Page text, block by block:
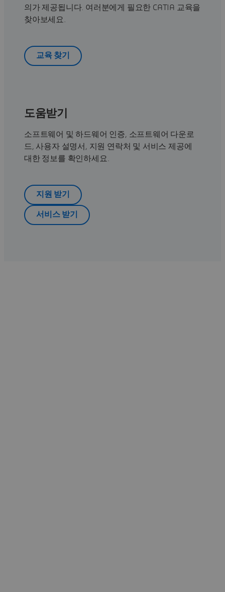
의가 제공됩니다. 여러분에게 필요한 CATIA 교육을
찾아보세요.
교육 찾기
도움받기
소프트웨어 및 하드웨어 인증, 소프트웨어 다운로
드, 사용자 설명서, 지원 연락처 및 서비스 제공에
대한 정보를 확인하세요.
지원 받기
서비스 받기